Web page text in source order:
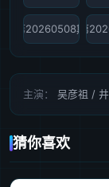
第20260508期第
主演： 吴彦祖 /
猜你喜欢